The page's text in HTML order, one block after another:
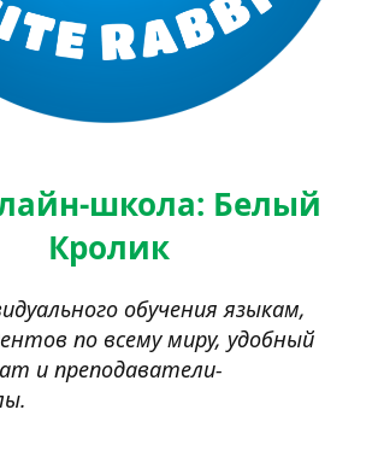
школа: Белый
Кролик
обучения языкам,
по всему миру, удобный
и преподаватели-